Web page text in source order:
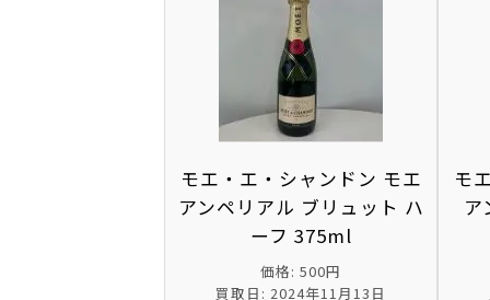
モエ・エ・シャンドン モエ
アンペリアル ブリュット ハ
ーフ 375ml
価格: 500円
買取日: 2024年11月13日
モ
ア